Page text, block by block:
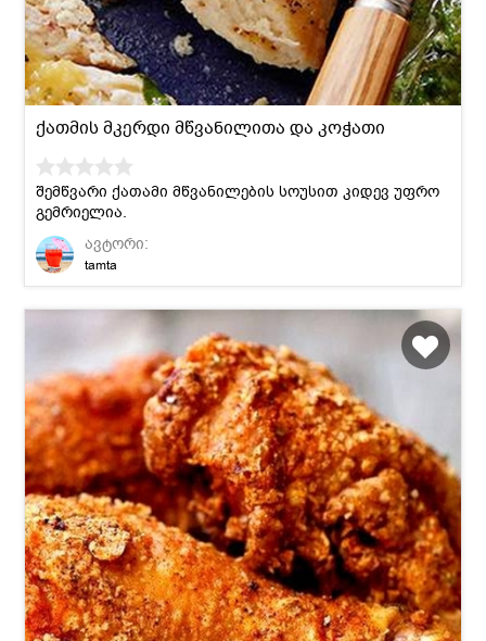
ქათმის მკერდი მწვანილითა და კოჭათი
შემწვარი ქათამი მწვანილების სოუსით კიდევ უფრო
გემრიელია.
ავტორი:
tamta